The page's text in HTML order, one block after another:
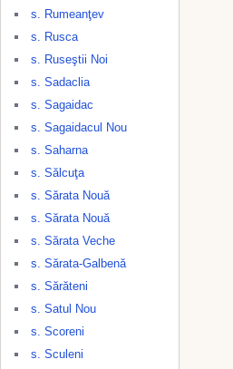
s. Rumeanţev
s. Rusca
s. Ruseştii Noi
s. Sadaclia
s. Sagaidac
s. Sagaidacul Nou
s. Saharna
s. Sălcuţa
s. Sărata Nouă
s. Sărata Nouă
s. Sărata Veche
s. Sărata-Galbenă
s. Sărăteni
s. Satul Nou
s. Scoreni
s. Sculeni